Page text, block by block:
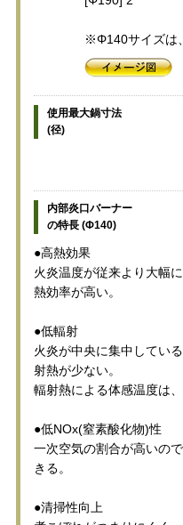
※Φ140サイズは
使用最大鍋寸法
(径)
内部炎口バーナー
の特長 (Φ140)
●高熱効果
火炎温度が従来より大幅
熱効率が高い。
●低輻射
火炎が中央に集中してい
射熱が少ない。
輻射熱による体感温度は
●低NOx(窒素酸化物)性
一次空気の割合が高いの
きる。
●清掃性向上